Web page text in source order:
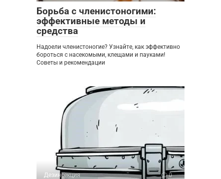
Борьба с членистоногими:
эффективные методы и
средства
Надоели членистоногие? Узнайте, как эффективно
бороться с насекомыми, клещами и пауками!
Советы и рекомендации
Дезинсекция 0